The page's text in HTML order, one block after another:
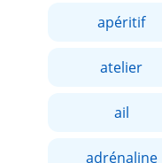
apéritif
atelier
ail
adrénaline